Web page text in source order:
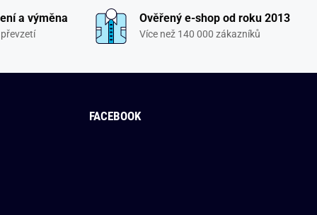
a výměna Ověřený e-shop od roku 2013
Více než 140 000 zákazníků
FACEBOOK